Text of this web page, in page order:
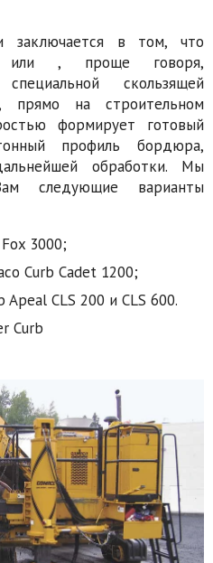
заключается в том, что
или , проще говоря,
скользящей
прямо на строительном
формирует готовый
профиль бордюра,
обработки. Мы
следующие варианты
3000;
Сurb Cadet 1200;
CLS 200 и CLS 600.
Curb